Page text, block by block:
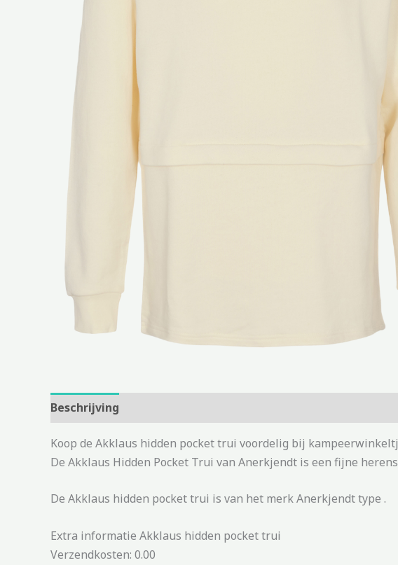
Beschrijving
Koop de Akklaus hidden pocket trui voordelig bij
De Akklaus Hidden Pocket Trui van Anerkjendt is een fijne
De Akklaus hidden pocket trui is van het merk Anerkjendt type .
Extra informatie Akklaus hidden pocket trui
Verzendkosten: 0.00